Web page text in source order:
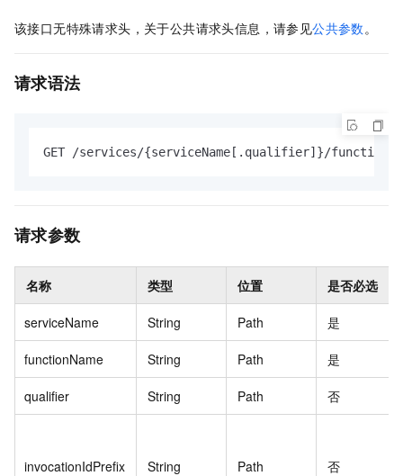
该接口无特殊请求头，关于公共请求头信息，请参见公共参数。
请求语法
GET /services/{serviceName[.qualifier]}/
请求参数
名称 类型 位置 是否必选
serviceName String Path 是
functionName String Path 是
qualifier String Path 否
invocationIdPrefix String Path 否